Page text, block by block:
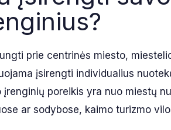
prie centrinės miesto,
įsirengti individualius
poreikis yra nuo miestų
ar sodybose, kaimo turizmo